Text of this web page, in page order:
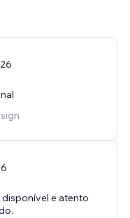
e atento